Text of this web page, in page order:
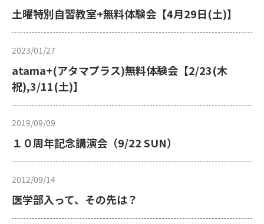
土曜特別自習教室+無料体験会【4月29日(土)】
2023/01/27
atama+(アタマプラス)無料体験会【2/23(木
祝),3/11(土)】
2019/09/09
１０周年記念講演会（9/22 SUN）
2012/09/14
医学部入って、その先は？